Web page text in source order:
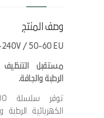
وصف المنتج
/ 50-60 EU
مستقبل التنظيف
الرطبة والجافة.
الكهربائية